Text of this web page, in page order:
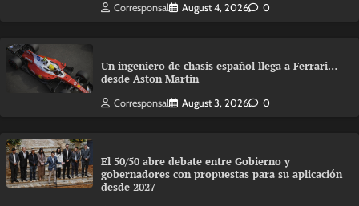
Corresponsal August 4, 2026 0
Un ingeniero de chasis español llega a Ferrari…
desde Aston Martin
Corresponsal August 3, 2026 0
El 50/50 abre debate entre Gobierno y
gobernadores con propuestas para su aplicación
desde 2027